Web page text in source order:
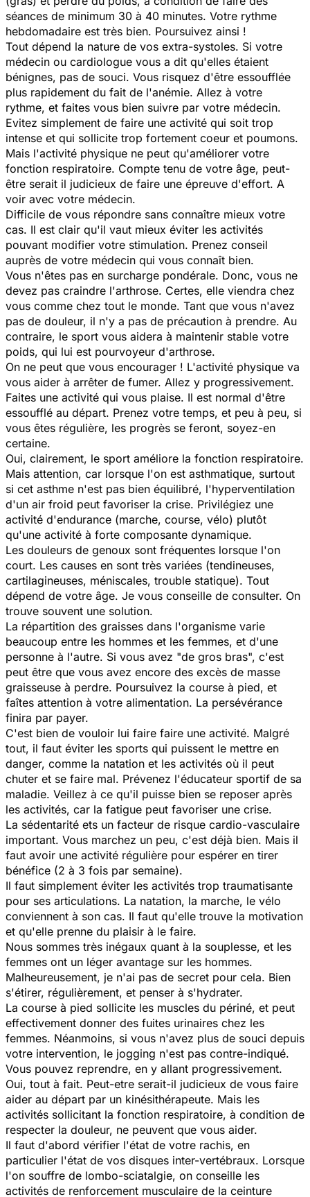
séances de minimum 30 à 40 minutes. Votre rythme
hebdomadaire est très bien. Poursuivez ainsi !
Tout dépend la nature de vos extra-systoles. Si votre
médecin ou cardiologue vous a dit qu'elles étaient
bénignes, pas de souci. Vous risquez d'être essoufflée
plus rapidement du fait de l'anémie. Allez à votre
rythme, et faites vous bien suivre par votre médecin.
Evitez simplement de faire une activité qui soit trop
intense et qui sollicite trop fortement coeur et poumons.
Mais l'activité physique ne peut qu'améliorer votre
fonction respiratoire. Compte tenu de votre âge, peut-
être serait il judicieux de faire une épreuve d'effort. A
voir avec votre médecin.
Difficile de vous répondre sans connaître mieux votre
cas. Il est clair qu'il vaut mieux éviter les activités
pouvant modifier votre stimulation. Prenez conseil
auprès de votre médecin qui vous connaît bien.
Vous n'êtes pas en surcharge pondérale. Donc, vous ne
devez pas craindre l'arthrose. Certes, elle viendra chez
vous comme chez tout le monde. Tant que vous n'avez
pas de douleur, il n'y a pas de précaution à prendre. Au
contraire, le sport vous aidera à maintenir stable votre
poids, qui lui est pourvoyeur d'arthrose.
On ne peut que vous encourager ! L'activité physique va
vous aider à arrêter de fumer. Allez y progressivement.
Faites une activité qui vous plaise. Il est normal d'être
essoufflé au départ. Prenez votre temps, et peu à peu, si
vous êtes régulière, les progrès se feront, soyez-en
certaine.
Oui, clairement, le sport améliore la fonction respiratoire.
Mais attention, car lorsque l'on est asthmatique, surtout
si cet asthme n'est pas bien équilibré, l'hyperventilation
d'un air froid peut favoriser la crise. Privilégiez une
activité d'endurance (marche, course, vélo) plutôt
qu'une activité à forte composante dynamique.
Les douleurs de genoux sont fréquentes lorsque l'on
court. Les causes en sont très variées (tendineuses,
cartilagineuses, méniscales, trouble statique). Tout
dépend de votre âge. Je vous conseille de consulter. On
trouve souvent une solution.
La répartition des graisses dans l'organisme varie
beaucoup entre les hommes et les femmes, et d'une
personne à l'autre. Si vous avez "de gros bras", c'est
peut être que vous avez encore des excès de masse
graisseuse à perdre. Poursuivez la course à pied, et
faîtes attention à votre alimentation. La persévérance
finira par payer.
C'est bien de vouloir lui faire faire une activité. Malgré
tout, il faut éviter les sports qui puissent le mettre en
danger, comme la natation et les activités où il peut
chuter et se faire mal. Prévenez l'éducateur sportif de sa
maladie. Veillez à ce qu'il puisse bien se reposer après
les activités, car la fatigue peut favoriser une crise.
La sédentarité ets un facteur de risque cardio-vasculaire
important. Vous marchez un peu, c'est déjà bien. Mais il
faut avoir une activité régulière pour espérer en tirer
bénéfice (2 à 3 fois par semaine).
Il faut simplement éviter les activités trop traumatisante
pour ses articulations. La natation, la marche, le vélo
conviennent à son cas. Il faut qu'elle trouve la motivation
et qu'elle prenne du plaisir à le faire.
Nous sommes très inégaux quant à la souplesse, et les
femmes ont un léger avantage sur les hommes.
Malheureusement, je n'ai pas de secret pour cela. Bien
s'étirer, régulièrement, et penser à s'hydrater.
La course à pied sollicite les muscles du périné, et peut
effectivement donner des fuites urinaires chez les
femmes. Néanmoins, si vous n'avez plus de souci depuis
votre intervention, le jogging n'est pas contre-indiqué.
Vous pouvez reprendre, en y allant progressivement.
Oui, tout à fait. Peut-etre serait-il judicieux de vous faire
aider au départ par un kinésithérapeute. Mais les
activités sollicitant la fonction respiratoire, à condition de
respecter la douleur, ne peuvent que vous aider.
Il faut d'abord vérifier l'état de votre rachis, en
particulier l'état de vos disques inter-vertébraux. Lorsque
l'on souffre de lombo-sciatalgie, on conseille les
activités de renforcement musculaire de la ceinture